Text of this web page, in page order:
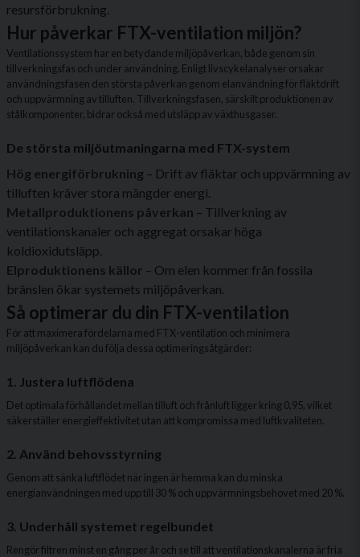
resursförbrukning.
Hur påverkar FTX-ventilation miljön?
Ventilationssystem har en betydande miljöpåverkan, både genom sin
tillverkningsfas och under användning. Enligt livscykelanalyser orsakar
användningsfasen den största påverkan genom elanvändning för fläktdrift
och uppvärmning av tilluften. Tillverkningsfasen, särskilt produktionen av
stålkomponenter, bidrar också med utsläpp av växthusgaser.
De största miljöutmaningarna med FTX-system
Hög energiförbrukning – Drift av fläktar och uppvärmning av
tilluften kräver stora mängder energi.
Metallproduktionens påverkan – Tillverkning av
ventilationskanaler och aggregat orsakar höga
koldioxidutsläpp.
Elproduktionens källor – Om elen kommer från fossila
bränslen ökar systemets miljöpåverkan.
Så optimerar du din FTX-ventilation
För att maximera fördelarna med FTX-ventilation och minimera
miljöpåverkan kan du följa dessa optimeringsåtgärder:
1. Justera luftflödena
Det optimala förhållandet mellan tilluft och frånluft ligger kring 0,95, vilket
säkerställer energieffektivitet utan att kompromissa med luftkvaliteten.
2. Använd behovsstyrning
Genom att sänka luftflödet när ingen är hemma kan du minska
energianvändningen med upp till 30 % och uppvärmningsbehovet med 20 %.
3. Underhåll systemet regelbundet
Rengör filtren minst en gång per år och se till att ventilationskanalerna är fria